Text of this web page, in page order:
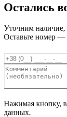
Остались
Уточним наличие,
Оставьте номер —
Нажимая кнопку,
данных.